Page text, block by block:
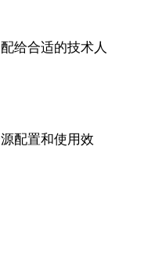
给合适的技术人
配置和使用效